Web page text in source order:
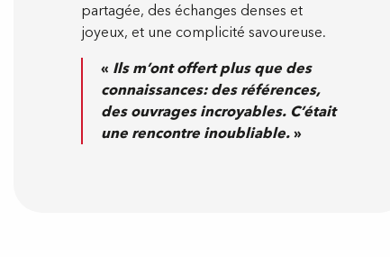
partagée, des échanges denses et
joyeux, et une complicité savoureuse.
« Ils m’ont offert plus que des
connaissances: des références,
des ouvrages incroyables. C’était
une rencontre inoubliable.»